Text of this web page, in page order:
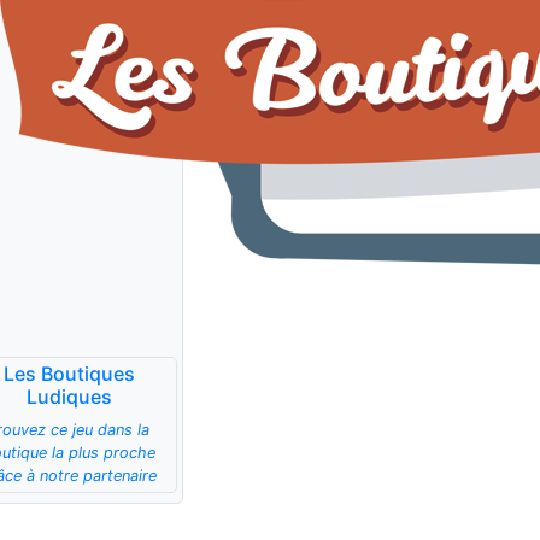
Les Boutiques
Ludiques
ce jeu dans la
la plus proche
à notre partenaire